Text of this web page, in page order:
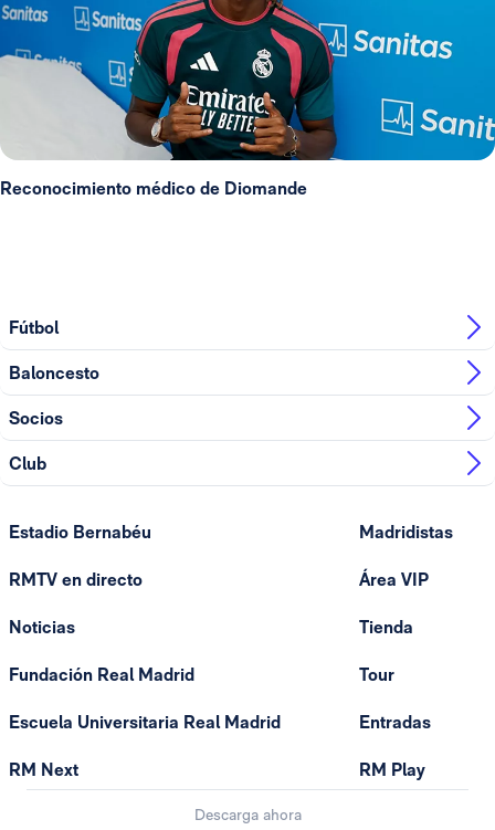
Reconocimiento médico de Diomande
Fútbol
Baloncesto
Socios
Club
Estadio Bernabéu
RMTV en directo
Noticias
Fundación Real Madrid
Escuela Universitaria Real Madrid
RM Next
Madridistas
Área VIP
Tienda
Tour
Entradas
RM Play
Descarga ahora